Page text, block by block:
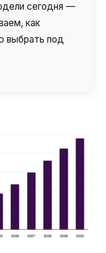
сегодня —
как
выбрать под